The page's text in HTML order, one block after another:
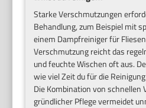
Starke Verschmutzungen
Behandlung, zum Beispiel mit
einem Dampfreiniger für
Verschmutzung reicht das
und feuchte Wischen oft aus.
wie viel Zeit du für die
Die Kombination von schnellen
gründlicher Pflege vermeidet